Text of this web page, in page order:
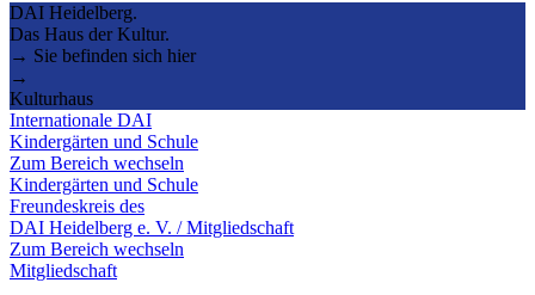
DAI Heidelberg.
Das Haus der Kultur.
→ Sie befinden sich hier
→
Kulturhaus
Internationale DAI
Kindergärten und Schule
Zum Bereich wechseln
Kindergärten und Schule
Freundeskreis des
DAI Heidelberg e. V. / Mitgliedschaft
Zum Bereich wechseln
Mitgliedschaft